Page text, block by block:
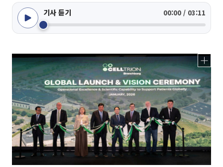
기사 듣기 00:00 / 03:11